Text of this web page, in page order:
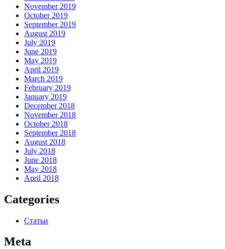
November 2019
October 2019
September 2019
August 2019
July 2019
June 2019
May 2019
April 2019
March 2019
February 2019
January 2019
December 2018
November 2018
October 2018
September 2018
August 2018
July 2018
June 2018
May 2018
April 2018
Categories
Статьи
Meta